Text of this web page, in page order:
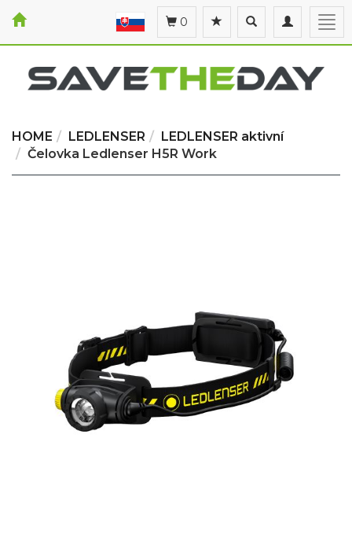
Toggle
navigation
Toggle
search
0
HOME LEDLENSER
LEDLENSER aktivní
Čelovka Ledlenser H5R Work